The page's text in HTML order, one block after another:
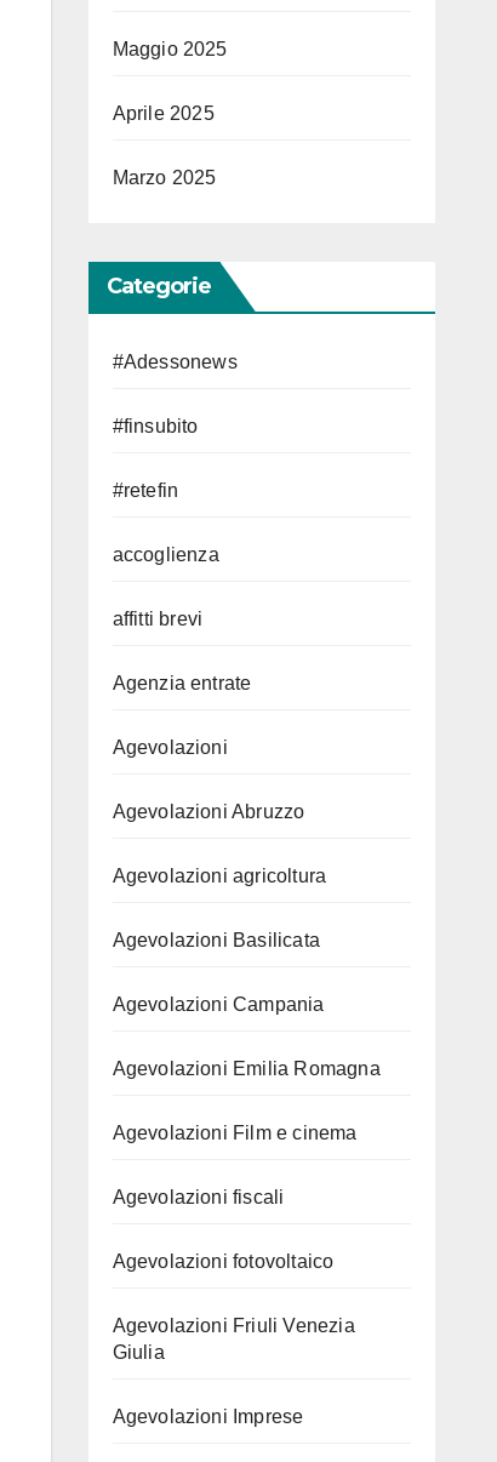
Maggio 2025
Aprile 2025
Marzo 2025
Categorie
#Adessonews
#finsubito
#retefin
accoglienza
affitti brevi
Agenzia entrate
Agevolazioni
Agevolazioni Abruzzo
Agevolazioni agricoltura
Agevolazioni Basilicata
Agevolazioni Campania
Agevolazioni Emilia Romagna
Agevolazioni Film e cinema
Agevolazioni fiscali
Agevolazioni fotovoltaico
Agevolazioni Friuli Venezia
Giulia
Agevolazioni Imprese